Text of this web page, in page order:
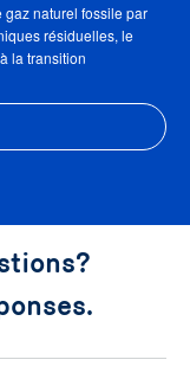
gaz naturel fossile par
résiduelles, le
la transition